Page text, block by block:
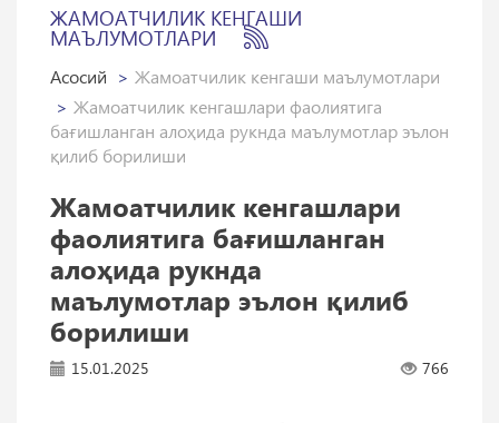
ЖАМОАТЧИЛИК КЕНГАШИ
МАЪЛУМОТЛАРИ
Асосий
Жамоатчилик кенгаши маълумотлари
Жамоатчилик кенгашлари фаолиятига
бағишланган алоҳида рукнда маълумотлар эълон
қилиб борилиши
Жамоатчилик кенгашлари
фаолиятига бағишланган
алоҳида рукнда
маълумотлар эълон қилиб
борилиши
15.01.2025 766